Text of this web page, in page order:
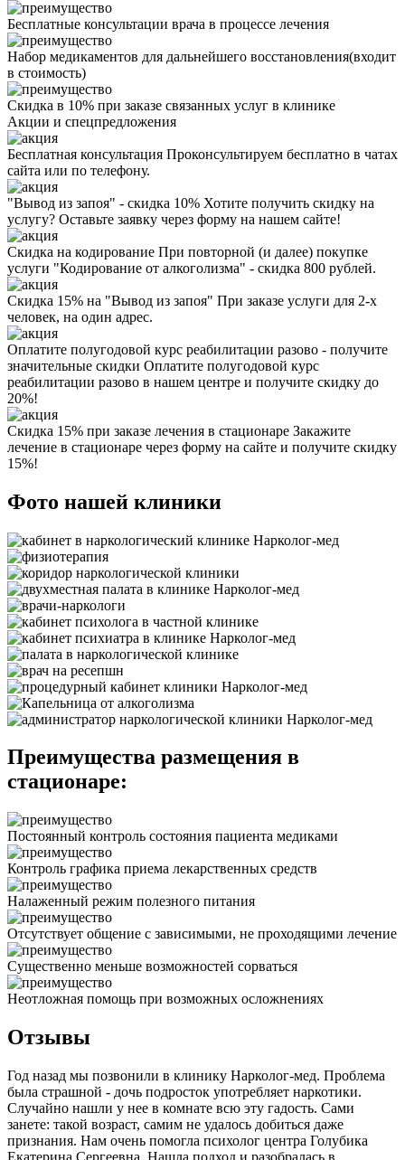
Бесплатные консультации врача в процессе лечения
Набор медикаментов для дальнейшего восстановления(входит
в стоимость)
Скидка в 10% при заказе связанных услуг в клинике
Акции и спецпредложения
Бесплатная консультация Проконсультируем бесплатно в чатах
сайта или по телефону.
"Вывод из запоя" - скидка 10% Хотите получить скидку на
услугу? Оставьте заявку через форму на нашем сайте!
Скидка на кодирование При повторной (и далее) покупке
услуги "Кодирование от алкоголизма" - скидка 800 рублей.
Скидка 15% на "Вывод из запоя" При заказе услуги для 2-х
человек, на один адрес.
Оплатите полугодовой курс реабилитации разово - получите
значительные скидки Оплатите полугодовой курс
реабилитации разово в нашем центре и получите скидку до
20%!
Скидка 15% при заказе лечения в стационаре Закажите
лечение в стационаре через форму на сайте и получите скидку
15%!
Фото нашей клиники
Преимущества размещения в
стационаре:
Постоянный контроль состояния пациента медиками
Контроль графика приема лекарственных средств
Налаженный режим полезного питания
Отсутствует общение с зависимыми, не проходящими лечение
Существенно меньше возможностей сорваться
Неотложная помощь при возможных осложнениях
Отзывы
Год назад мы позвонили в клинику Нарколог-мед. Проблема
была страшной - дочь подросток употребляет наркотики.
Случайно нашли у нее в комнате всю эту гадость. Сами
занете: такой возраст, самим не удалось добиться даже
признания. Нам очень помогла психолог центра Голубика